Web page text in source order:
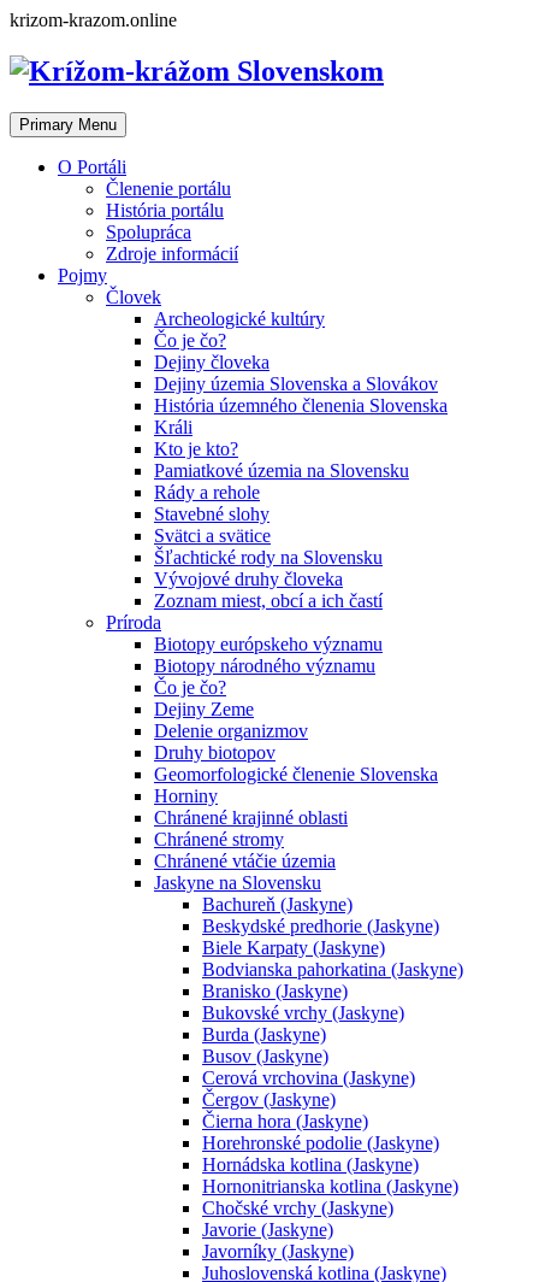
Skip
content
krizom-krazom.online
Primary Menu
O Portáli
Členenie portálu
História portálu
Spolupráca
Zdroje informácií
Pojmy
Človek
Archeologické kultúry
Čo je čo?
Dejiny človeka
Dejiny územia Slovenska a Slovákov
História územného členenia Slovenska
Králi
Kto je kto?
Pamiatkové územia na Slovensku
Rády a rehole
Stavebné slohy
Svätci a svätice
Šľachtické rody na Slovensku
Vývojové druhy človeka
Zoznam miest, obcí a ich častí
Príroda
Biotopy európskeho významu
Biotopy národného významu
Čo je čo?
Dejiny Zeme
Delenie organizmov
Druhy biotopov
Geomorfologické členenie Slovenska
Horniny
Chránené krajinné oblasti
Chránené stromy
Chránené vtáčie územia
Jaskyne na Slovensku
Bachureň (Jaskyne)
Beskydské predhorie (Jaskyne)
Biele Karpaty (Jaskyne)
Bodvianska pahorkatina (Jaskyne)
Branisko (Jaskyne)
Bukovské vrchy (Jaskyne)
Burda (Jaskyne)
Busov (Jaskyne)
Cerová vrchovina (Jaskyne)
Čergov (Jaskyne)
Čierna hora (Jaskyne)
Horehronské podolie (Jaskyne)
Hornádska kotlina (Jaskyne)
Hornonitrianska kotlina (Jaskyne)
Chočské vrchy (Jaskyne)
Javorie (Jaskyne)
Javorníky (Jaskyne)
Juhoslovenská kotlina (Jaskyne)